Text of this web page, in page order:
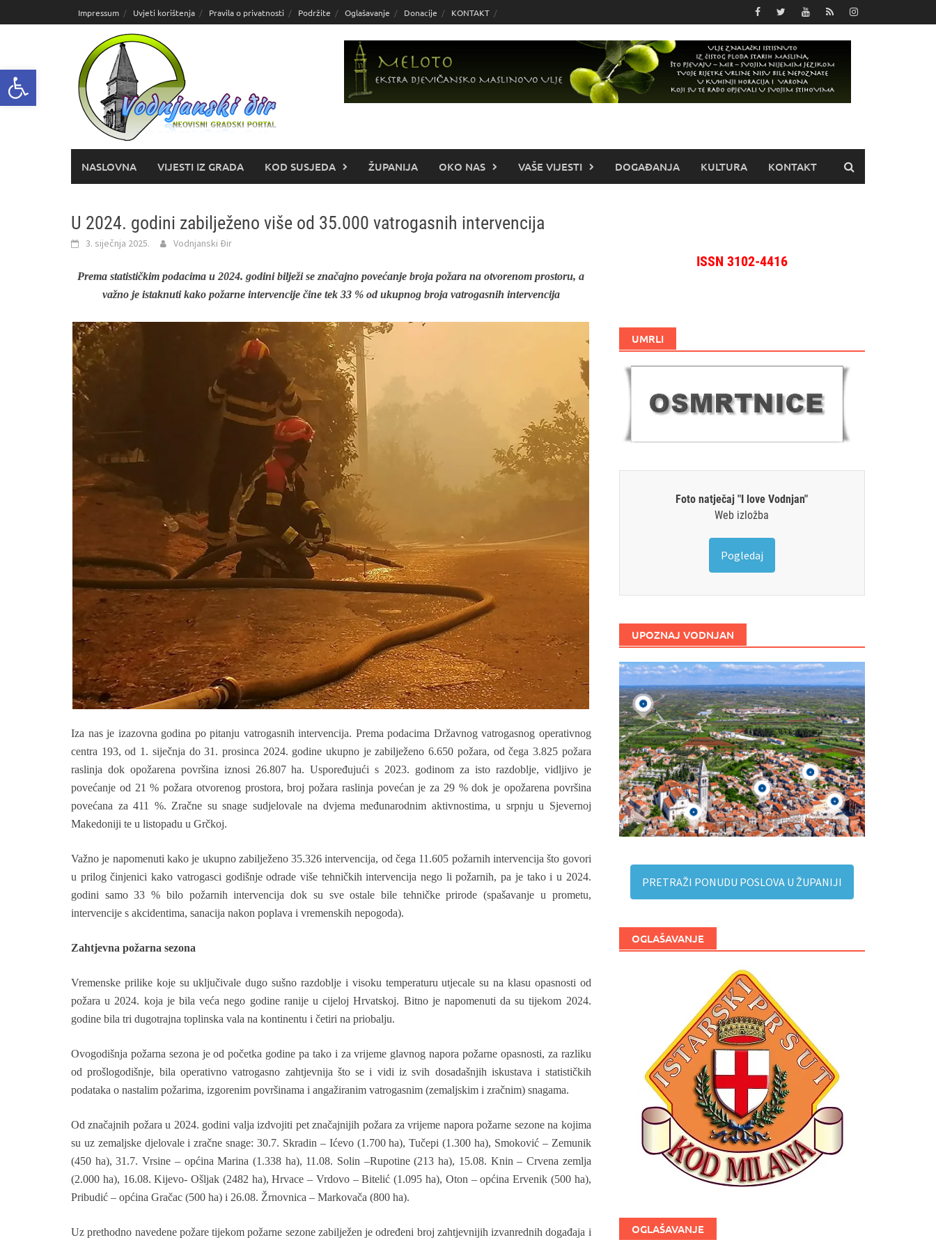
Open toolbar
do
Impressum Uvjeti korištenja Pravila o privatnosti Podržite Oglašavanje Donacije KONTAKT
NASLOVNA VIJESTI IZ GRADA KOD SUSJEDA ŽUPANIJA OKO NAS VAŠE VIJESTI DOGAĐANJA KULTURA KONTAKT
U 2024. godini zabilježeno više od 35.000 vatrogasnih intervencija
3. siječnja 2025. Vodnjanski Đir
Prema statističkim podacima u 2024. godini bilježi se značajno povećanje broja požara na otvorenom prostoru, a
važno je istaknuti kako požarne intervencije čine tek 33 % od ukupnog broja vatrogasnih intervencija
Iza nas je izazovna godina po pitanju vatrogasnih intervencija. Prema podacima Državnog vatrogasnog operativnog
centra 193, od 1. siječnja do 31. prosinca 2024. godine ukupno je zabilježeno 6.650 požara, od čega 3.825 požara
raslinja dok opožarena površina iznosi 26.807 ha. Uspoređujući s 2023. godinom za isto razdoblje, vidljivo je
povećanje od 21 % požara otvorenog prostora, broj požara raslinja povećan je za 29 % dok je opožarena površina
povećana za 411 %. Zračne su snage sudjelovale na dvjema međunarodnim aktivnostima, u srpnju u Sjevernoj
Makedoniji te u listopadu u Grčkoj.
Važno je napomenuti kako je ukupno zabilježeno 35.326 intervencija, od čega 11.605 požarnih intervencija što govori
u prilog činjenici kako vatrogasci godišnje odrade više tehničkih intervencija nego li požarnih, pa je tako i u 2024.
godini samo 33 % bilo požarnih intervencija dok su sve ostale bile tehničke prirode (spašavanje u prometu,
intervencije s akcidentima, sanacija nakon poplava i vremenskih nepogoda).
Zahtjevna požarna sezona
Vremenske prilike koje su uključivale dugo sušno razdoblje i visoku temperaturu utjecale su na klasu opasnosti od
požara u 2024. koja je bila veća nego godine ranije u cijeloj Hrvatskoj. Bitno je napomenuti da su tijekom 2024.
godine bila tri dugotrajna toplinska vala na kontinentu i četiri na priobalju.
Ovogodišnja požarna sezona je od početka godine pa tako i za vrijeme glavnog napora požarne opasnosti, za razliku
od prošlogodišnje, bila operativno vatrogasno zahtjevnija što se i vidi iz svih dosadašnjih iskustava i statističkih
podataka o nastalim požarima, izgorenim površinama i angažiranim vatrogasnim (zemaljskim i zračnim) snagama.
Od značajnih požara u 2024. godini valja izdvojiti pet značajnijih požara za vrijeme napora požarne sezone na kojima
su uz zemaljske djelovale i zračne snage: 30.7. Skradin – Ićevo (1.700 ha), Tučepi (1.300 ha), Smoković – Zemunik
(450 ha), 31.7. Vrsine – općina Marina (1.338 ha), 11.08. Solin –Rupotine (213 ha), 15.08. Knin – Crvena zemlja
(2.000 ha), 16.08. Kijevo- Ošljak (2482 ha), Hrvace – Vrdovo – Bitelić (1.095 ha), Oton – općina Ervenik (500 ha),
Pribudić – općina Gračac (500 ha) i 26.08. Žrnovnica – Markovača (800 ha).
Uz prethodno navedene požare tijekom požarne sezone zabilježen je određeni broj zahtjevnijih izvanrednih događaja i
ISSN 3102-4416
UMRLI
Foto natječaj "I love Vodnjan"
Web izložba
Pogledaj
UPOZNAJ VODNJAN
PRETRAŽI PONUDU POSLOVA U ŽUPANIJI
OGLAŠAVANJE
OGLAŠAVANJE